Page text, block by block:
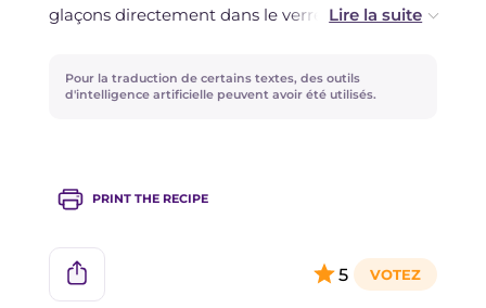
glaçons directement dans le verre avant de
Pour la traduction de certains textes, des outils
d'intelligence artificielle peuvent avoir été utilisés.
PRINT THE RECIPE
5